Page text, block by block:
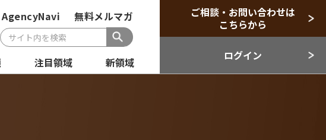
AgencyNavi
無料メルマガ
注目領域 新領域
ご相談・お問い合わせは
こちらから
ログイン